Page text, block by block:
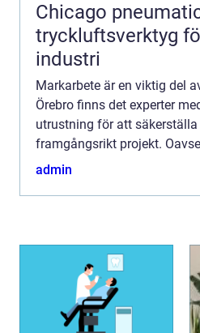
Chicago
tryckluftsverktyg
industri
Markarbete är en viktig del
Örebro finns det experter
utrustning för att
framgångsrikt projekt.
bygga ett nytt hus...
admin